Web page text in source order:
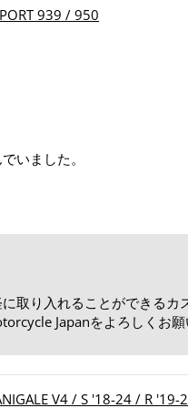
939 / 950
いました。
取り入れることができるカ
Japanをよろしくお願
V4 / S '18-24 / R